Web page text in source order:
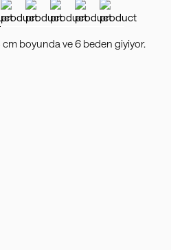
cm boyunda ve 6 beden giyiyor.